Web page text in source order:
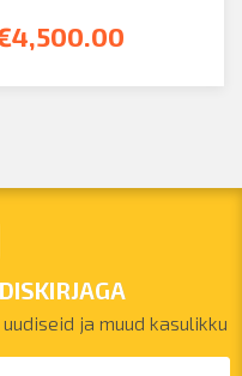
ja muud kasulikku